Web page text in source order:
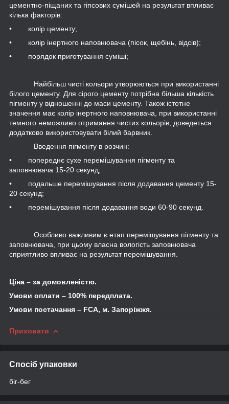
цементно-піщаних та гіпсових сумішей на результат впливає
кілька факторів:
• колір цементу;
• колір інертного наповнювача (пісок, щебінь, відсів);
• порядок приготування суміші;
Найбільш чисті кольори утворюються при використанні
білого цементу. Для сірого цементу потрібна більша кількість
пігменту у відношенні до маси цементу. Також істотне
значення має колір інертного наповнювача, при використанні
темного неможливо отримання чистих кольорів, доведеться
додатково використовувати білий барвник.
Введення пігменту в розчин:
• попереднє сухе перемішування пігменту та
заповнювача 15-20 секунд;
• подальше перемішування після додавання цементу 15-
20 секунд;
• перемішування після додавання води 60-90 секунд.
Особливо важливим є етап перемішування пігменту та
заповнювача, при цьому власна вологість заповнювача
сприятливо впливає на результат перемішування.
Ціна – за домовленістю.
Умови оплати – 100% передплата.
Умови постачання – FCA, м. Запоріжжя.
Приховати
Спосіб упаковки
біг-бег